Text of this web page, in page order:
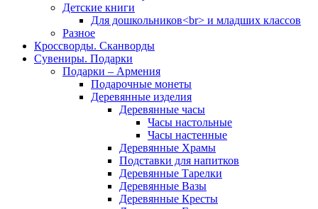
Детские книги
Для дошкольников<br> и младших классов
Разное
Кроссворды. Сканворды
Сувениры. Подарки
Подарки – Армения
Подарочные монеты
Деревянные изделия
Деревянные часы
Часы настольные
Часы настенные
Деревянные Храмы
Подставки для напитков
Деревянные Тарелки
Деревянные Вазы
Деревянные Кресты